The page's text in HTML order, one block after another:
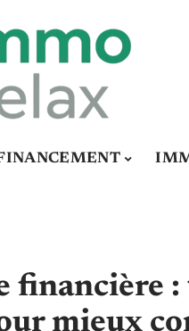
financière :
mieux